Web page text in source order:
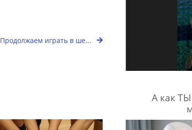
Продолжаем играть в ше...
А как